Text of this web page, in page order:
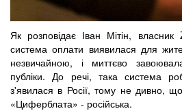
Як розповідає Іван Мітін,
система оплати виявилася для
незвичайною, і миттєво
публіки. До речі, така система
з'явилася в Росії, тому не дивно,
«Циферблата» - російська.